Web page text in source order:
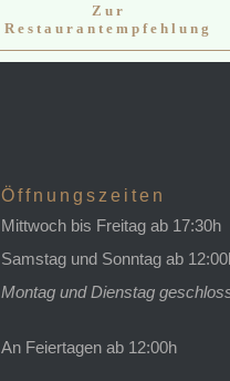
Zur
Restaurantempfehlung
Öffnungszeiten
Mittwoch bis Freitag ab 17:30h
Samstag und Sonntag ab
Montag und Dienstag
An Feiertagen ab 12:00h